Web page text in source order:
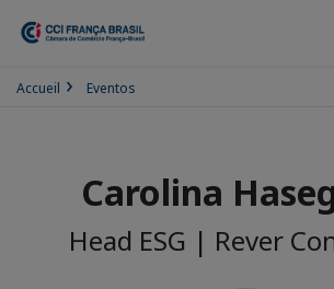
Accueil Eventos
Carolina
Head ESG | Rever